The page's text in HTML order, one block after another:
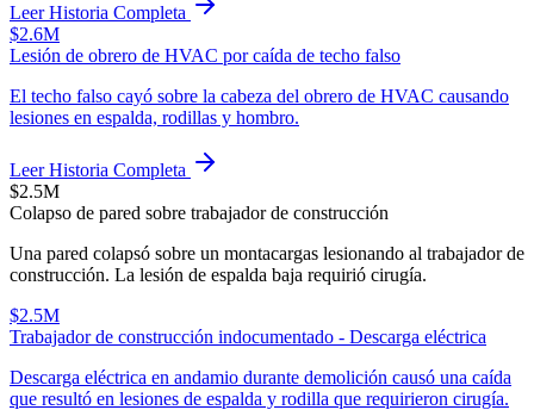
Leer Historia Completa
$2.6M
Lesión de obrero de HVAC por caída de techo falso
El techo falso cayó sobre la cabeza del obrero de HVAC causando
lesiones en espalda, rodillas y hombro.
Leer Historia Completa
$2.5M
Colapso de pared sobre trabajador de construcción
Una pared colapsó sobre un montacargas lesionando al trabajador de
construcción. La lesión de espalda baja requirió cirugía.
$2.5M
Trabajador de construcción indocumentado - Descarga eléctrica
Descarga eléctrica en andamio durante demolición causó una caída
que resultó en lesiones de espalda y rodilla que requirieron cirugía.